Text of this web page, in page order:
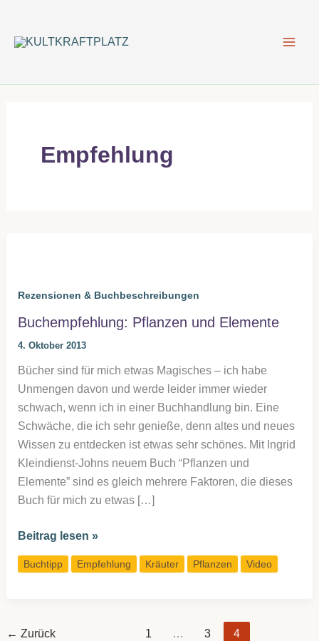
springen
Empfehlung
Rezensionen & Buchbeschreibungen
Buchempfehlung: Pflanzen und Elemente
4. Oktober 2013
Bücher sind für mich etwas Magisches – ich habe
Unmengen davon und werde leider immer wieder
schwach, wenn ich in einer Buchhandlung bin. Eine
Schwäche, die ich sehr genieße, denn altes und neues
Wissen zu entdecken ist etwas sehr schönes. Mit Ingrid
Kleindienst-Johns neuem Buch “Pflanzen und
Elemente” sind es gleich mehrere Faktoren, die dieses
Buch für mich zu etwas […]
Buchempfehlung:
Pflanzen
und
Beitrag lesen »
Buchtipp Empfehlung Kräuter Pflanzen Video
← Zurück 1 … 3 4